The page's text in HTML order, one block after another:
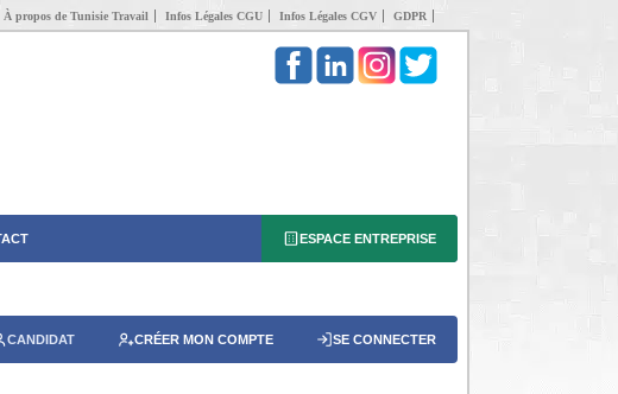
À propos de Tunisie Travail Infos Légales CGU Infos Légales CGV GDPR
ESPACE ENTREPRISE
CANDIDAT CRÉER MON COMPTE SE CONNECTER